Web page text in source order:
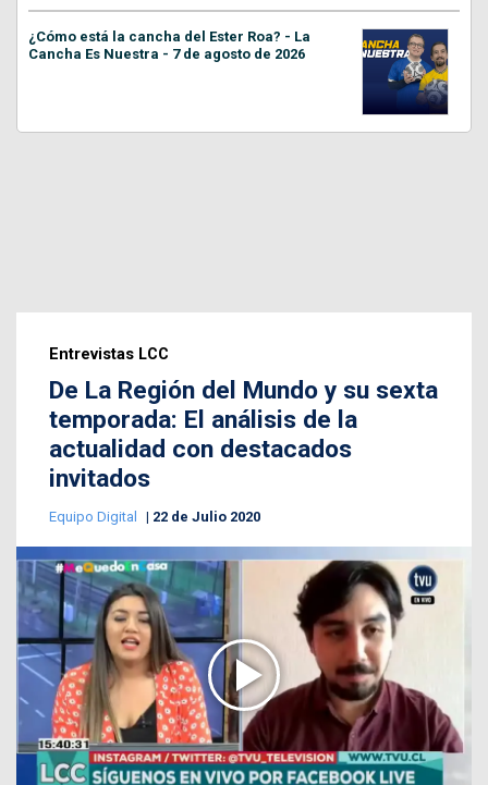
¿Cómo está la cancha del Ester Roa? - La
Cancha Es Nuestra - 7 de agosto de 2026
Entrevistas LCC
De La Región del Mundo y su sexta
temporada: El análisis de la
actualidad con destacados
invitados
Equipo Digital 22 de Julio 2020